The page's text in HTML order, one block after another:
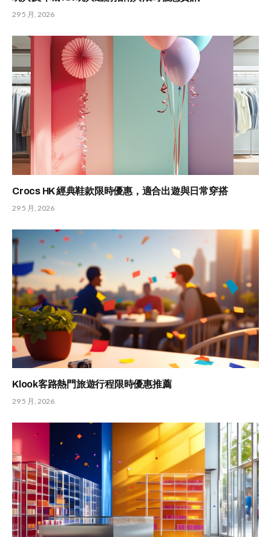
29 5 月, 2026
Crocs HK 經典鞋款限時優惠，適合出遊與日常穿搭
29 5 月, 2026
Klook客路熱門旅遊行程限時優惠推薦
29 5 月, 2026